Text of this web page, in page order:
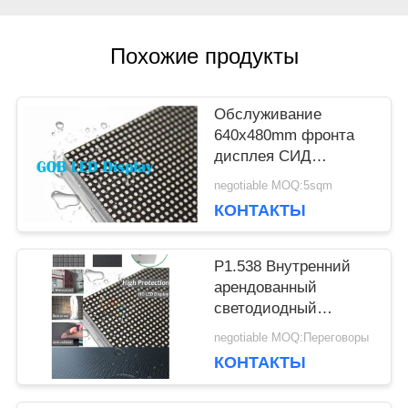
ЦИТАТУ
КАРТА
САЙТА
ПОЛИТИКА
УЕДИНЕНИЯ
Похожие продукты
Обслуживание
640x480mm фронта
дисплея СИД
SMD1212 мелкого
negotiable MOQ:5sqm
КОНТАКТЫ
P1.538 Внутренний
арендованный
светодиодный
дисплей 640x480 мм
negotiable MOQ:Переговоры
КОНТАКТЫ